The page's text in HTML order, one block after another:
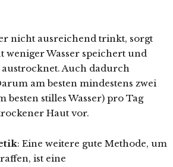
nicht ausreichend trinkt, sorgt
weniger Wasser speichert und
Auch dadurch
am besten mindestens zwei
besten stilles Wasser) pro Tag
Haut vor.
: Eine weitere gute Methode, um
ist eine